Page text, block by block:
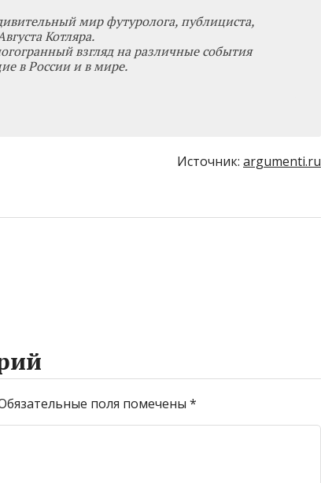
мир футуролога, публициста,
Котляра.
взгляд на различные события
в России и в мире.
Источник: argumenti.ru
поля помечены *